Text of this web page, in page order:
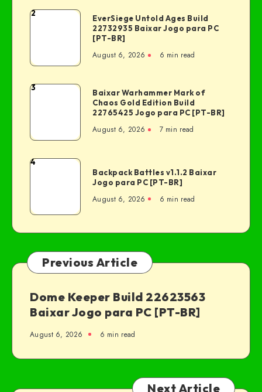
2
EverSiege Untold Ages Build
22732935 Baixar Jogo para PC
[PT-BR]
August 6, 2026 6 min read
3
Baixar Warhammer Mark of
Chaos Gold Edition Build
22765425 Jogo para PC [PT-BR]
August 6, 2026 7 min read
4
Backpack Battles v1.1.2 Baixar
Jogo para PC [PT-BR]
August 6, 2026 6 min read
Previous Article
Dome Keeper Build 22623563
Baixar Jogo para PC [PT-BR]
August 6, 2026 6 min read
Next Article